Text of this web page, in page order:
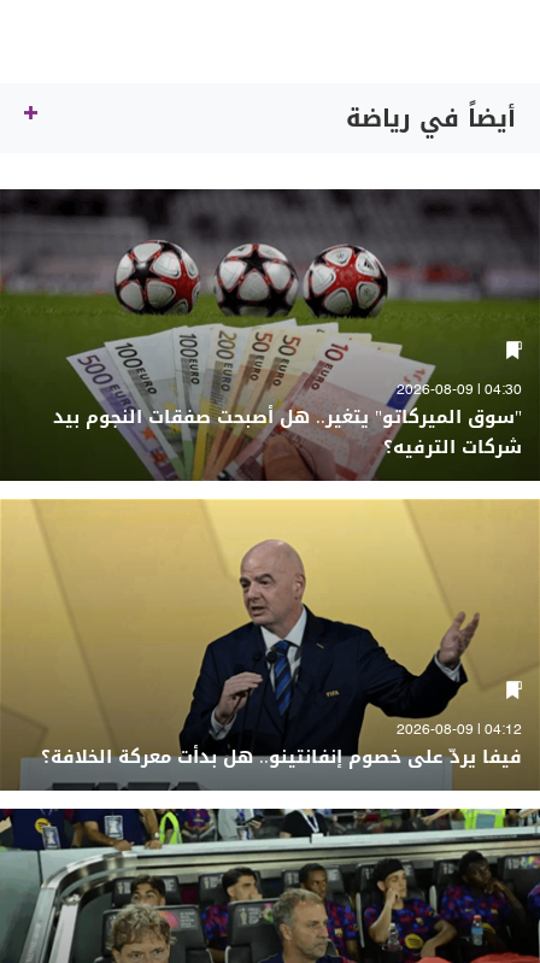
أيضاً في رياضة
04:30 | 2026-08-09
"سوق الميركاتو" يتغير.. هل أصبحت صفقات النجوم بيد
شركات الترفيه؟
04:12 | 2026-08-09
فيفا يردّ على خصوم إنفانتينو.. هل بدأت معركة الخلافة؟